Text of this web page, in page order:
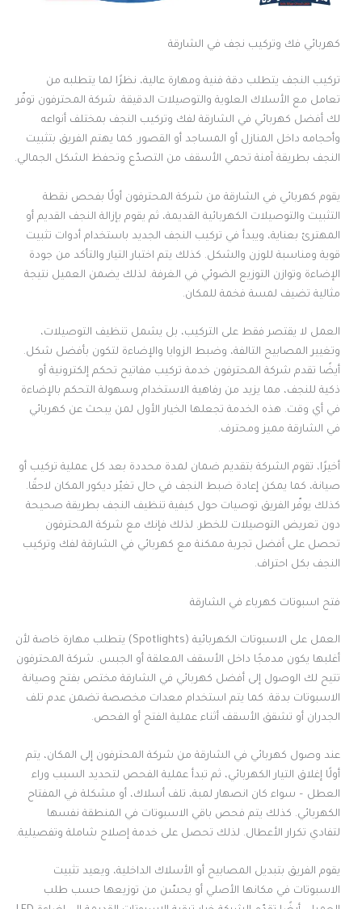
كهربائي فك وتركيب نجف في الشارقة
تركيب النجف يتطلب دقة فنية ومهارة عالية، نظرًا لما يتطلبه من
تعامل مع الأسلاك العلوية والتوصيلات الدقيقة. شركة المحترفون توفّر
لك أفضل كهربائي في الشارقة لفك وتركيب النجف بمختلف أنواعه
وأحجامه داخل المنازل أو المساجد أو القصور. كما يهتم الفريق بتثبيت
النجف بطريقة آمنة تحمي الأسقف من التصدّع وتحفظ الشكل الجمالي.
يقوم كهربائي في الشارقة من شركة المحترفون أولًا بفحص نقطة
التثبيت والتوصيلات الكهربائية القديمة، ثم يقوم بإزالة النجف القديم أو
المهترئ بعناية، ويبدأ في تركيب النجف الجديد باستخدام أدوات تثبيت
قوية ومناسبة للوزن والشكل. كذلك يتم اختبار التيار والتأكد من جودة
الإضاءة وتوازن التوزيع الضوئي في الغرفة. لذلك يضمن العميل نتيجة
مثالية تضيف لمسة فخمة للمكان.
العمل لا يقتصر فقط على التركيب، بل يشمل تنظيف التوصيلات،
وتغيير المصابيح التالفة، وضبط الزوايا والإضاءة لتكون بأفضل شكل.
أيضًا تقدم شركة المحترفون خدمة تركيب مفاتيح تحكم إلكترونية أو
ذكية للنجف، مما يزيد من رفاهية الاستخدام وسهولة التحكم بالإضاءة
في أي وقت. هذه الخدمة تجعلها الخيار الأول لمن يبحث عن كهربائي
في الشارقة مميز ومحترف.
أخيرًا، تقوم الشركة بتقديم ضمان لمدة محددة بعد كل عملية تركيب أو
صيانة، كما يمكن إعادة ضبط النجف في حال تغيّر ديكور المكان لاحقًا.
كذلك يوفّر الفريق توصيات حول كيفية تنظيف النجف بطريقة صحيحة
دون تعريض التوصيلات للخطر. لذلك فإنك مع شركة المحترفون
تحصل على أفضل تجربة ممكنة مع كهربائي في الشارقة لفك وتركيب
النجف بكل احتراف.
فتح اسبوتات كهرباء في الشارقة
العمل على الاسبوتات الكهربائية (Spotlights) يتطلب مهارة خاصة لأن
أغلبها يكون مدمجًا داخل الأسقف المعلقة أو الجبس. شركة المحترفون
تتيح لك الوصول إلى أفضل كهربائي في الشارقة مختص بفتح وصيانة
الاسبوتات بدقة. كما يتم استخدام معدات مخصصة تضمن عدم تلف
الجدران أو تشقق الأسقف أثناء عملية الفتح أو الفحص.
عند وصول كهربائي في الشارقة من شركة المحترفون إلى المكان، يتم
أولًا إغلاق التيار الكهربائي، ثم تبدأ عملية الفحص لتحديد السبب وراء
العطل – سواء كان انصهار لمبة، تلف أسلاك، أو مشكلة في المفتاح
الكهربائي. كذلك يتم فحص باقي الاسبوتات في المنطقة نفسها
لتفادي تكرار الأعطال. لذلك تحصل على خدمة إصلاح شاملة وتفصيلية.
يقوم الفريق بتبديل المصابيح أو الأسلاك الداخلية، ويعيد تثبيت
الاسبوتات في مكانها الأصلي أو يحسّن من توزيعها حسب طلب